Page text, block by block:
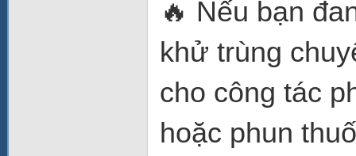
🔥 Nếu bạn
khử trùng
cho công tác
hoặc phun